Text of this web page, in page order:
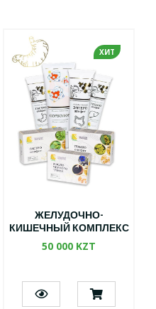
ХИТ
ЖЕЛУДОЧНО-
КИШЕЧНЫЙ КОМПЛЕКС
50 000 KZT